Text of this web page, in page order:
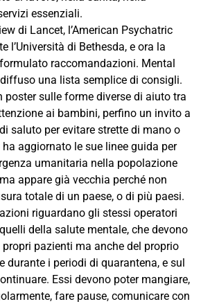
essenziali.
di Lancet, l’American Psychatric
l’Università di Bethesda, e ora la
raccomandazioni. Mental
una lista semplice di consigli.
poster sulle forme diverse di aiuto tra
ai bambini, perfino un invito a
saluto per evitare strette di mano o
aggiornato le sue linee guida per
umanitaria nella popolazione
appare già vecchia perché non
totale di un paese, o di più paesi.
riguardano gli stessi operatori
della salute mentale, che devono
propri pazienti ma anche del proprio
durante i periodi di quarantena, e sul
Essi devono poter mangiare,
fare pause, comunicare con